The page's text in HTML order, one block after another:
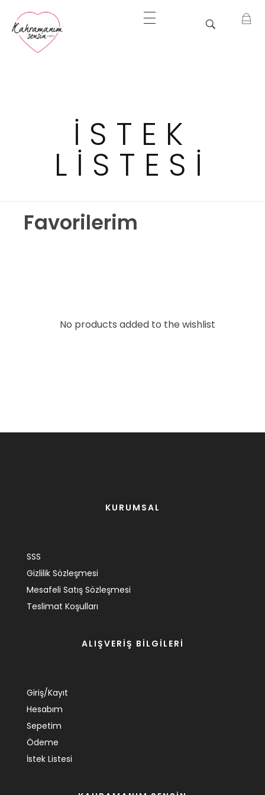
İSTEK
LISTESI
Favorilerim
No products added to the wishlist
KURUMSAL
SSS
Gizlilik Sözleşmesi
Mesafeli Satış Sözleşmesi
Teslimat Koşulları
ALIŞVERİŞ BİLGİLERİ
Giriş/Kayıt
Hesabım
Sepetim
Ödeme
İstek Listesi